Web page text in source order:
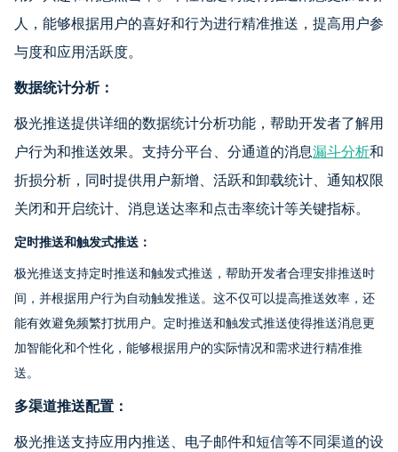
人，能够根据用户的喜好和行为进行精准推送，提高用户参
与度和应用活跃度。
数据统计分析：
极光推送提供详细的数据统计分析功能，帮助开发者了解用
户行为和推送效果。支持分平台、分通道的消息漏斗分析和
折损分析，同时提供用户新增、活跃和卸载统计、通知权限
关闭和开启统计、消息送达率和点击率统计等关键指标。
定时推送和触发式推送：
极光推送支持定时推送和触发式推送，帮助开发者合理安排推送时
间，并根据用户行为自动触发推送。这不仅可以提高推送效率，还
能有效避免频繁打扰用户。定时推送和触发式推送使得推送消息更
加智能化和个性化，能够根据用户的实际情况和需求进行精准推
送。
多渠道推送配置：
极光推送支持应用内推送、电子邮件和短信等不同渠道的设